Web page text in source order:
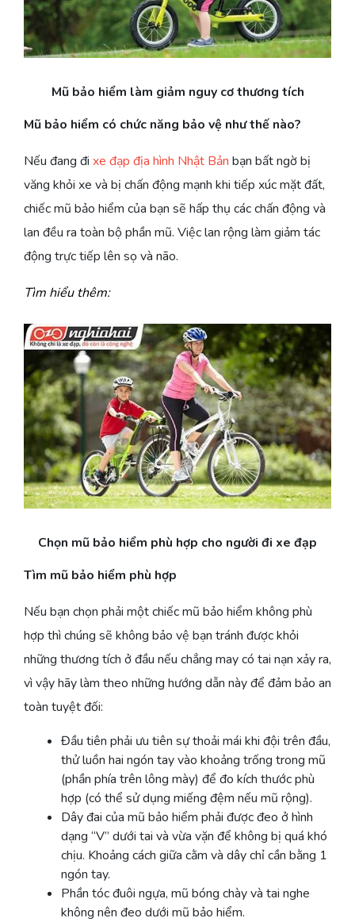
Mũ bảo hiểm làm giảm nguy cơ thương tích
Mũ bảo hiểm có chức năng bảo vệ như thế nào?
Nếu đang đi xe đạp địa hình Nhật Bản bạn bất ngờ bị
văng khỏi xe và bị chấn động mạnh khi tiếp xúc mặt đất,
chiếc mũ bảo hiểm của bạn sẽ hấp thụ các chấn động và
lan đều ra toàn bộ phần mũ. Việc lan rộng làm giảm tác
động trực tiếp lên sọ và não.
Tìm hiểu thêm:
LỢI
ÍCH
CỦA
VIỆC
ĐẠP
XE
HIỂU
VỀ
BÁNH
XE
ĐẠP
CHỌN
MỘT
CHIẾC
XE
ĐẠP
PHÙ
HỢP
ĐI
XE
ĐẠP
VỚI
TRẺ
NHỎ
Chọn mũ bảo hiểm phù hợp cho người đi xe đạp
Tìm mũ bảo hiểm phù hợp
Nếu bạn chọn phải một chiếc mũ bảo hiểm không phù
hợp thì chúng sẽ không bảo vệ bạn tránh được khỏi
những thương tích ở đầu nếu chẳng may có tai nạn xảy ra,
vì vậy hãy làm theo những hướng dẫn này để đảm bảo an
toàn tuyệt đối:
Đầu tiên phải ưu tiên sự thoải mái khi đội trên đầu,
thử luồn hai ngón tay vào khoảng trống trong mũ
(phần phía trên lông mày) để đo kích thước phù
hợp (có thể sử dụng miếng đệm nếu mũ rộng).
Dây đai của mũ bảo hiểm phải được đeo ở hình
dạng “V” dưới tai và vừa vặn để không bị quá khó
chịu. Khoảng cách giữa cằm và dây chỉ cần bằng 1
ngón tay.
Phần tóc đuôi ngựa, mũ bóng chày và tai nghe
không nên đeo dưới mũ bảo hiểm.